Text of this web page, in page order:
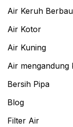
Air Keruh Berbau
Air Kotor
Air Kuning
Air mengandung
Bersih Pipa
Blog
Filter Air